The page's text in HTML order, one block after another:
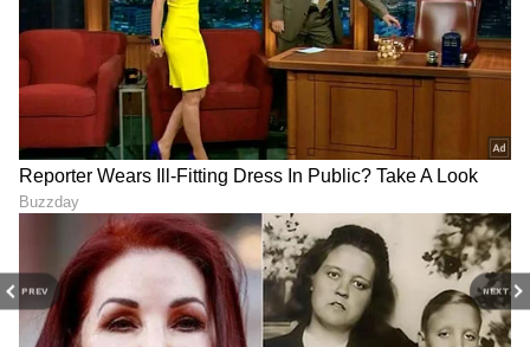
PREV NEXT
6
7